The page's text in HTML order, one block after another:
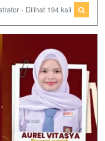
- Dilihat 194 kali